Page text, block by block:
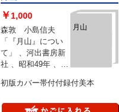
月山
￥ 1,000
森敦 小島信夫
「『月山』につい
て」 、河出書房新
社 、昭和49年 、1
初版カバー帯付付録付美本